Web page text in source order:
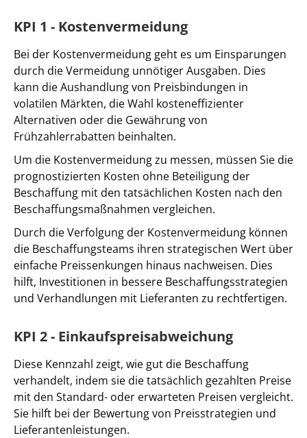
KPI 1 - Kostenvermeidung
Bei der Kostenvermeidung geht es um Einsparungen
durch die Vermeidung unnötiger Ausgaben. Dies
kann die Aushandlung von Preisbindungen in
volatilen Märkten, die Wahl kosteneffizienter
Alternativen oder die Gewährung von
Frühzahlerrabatten beinhalten.
Um die Kostenvermeidung zu messen, müssen Sie die
prognostizierten Kosten ohne Beteiligung der
Beschaffung mit den tatsächlichen Kosten nach den
Beschaffungsmaßnahmen vergleichen.
Durch die Verfolgung der Kostenvermeidung können
die Beschaffungsteams ihren strategischen Wert über
einfache Preissenkungen hinaus nachweisen. Dies
hilft, Investitionen in bessere Beschaffungsstrategien
und Verhandlungen mit Lieferanten zu rechtfertigen.
KPI 2 - Einkaufspreisabweichung
Diese Kennzahl zeigt, wie gut die Beschaffung
verhandelt, indem sie die tatsächlich gezahlten Preise
mit den Standard- oder erwarteten Preisen vergleicht.
Sie hilft bei der Bewertung von Preisstrategien und
Lieferantenleistungen.